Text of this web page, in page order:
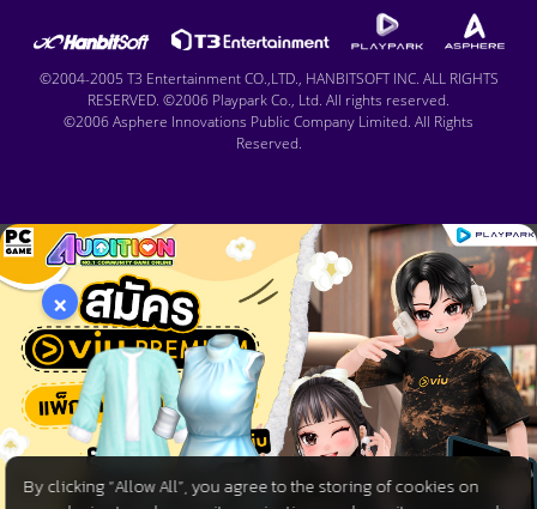
©2004-2005 T3 Entertainment CO.,LTD., HANBITSOFT INC. ALL RIGHTS
RESERVED. ©2006 Playpark Co., Ltd. All rights reserved.
©2006 Asphere Innovations Public Company Limited. All Rights
Reserved.
By clicking “Allow All”, you agree to the storing of cookies on
×